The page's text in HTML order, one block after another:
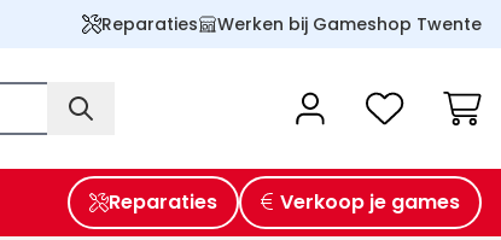
Reparaties Werken bij Gameshop Twente
Reparaties Verkoop je games